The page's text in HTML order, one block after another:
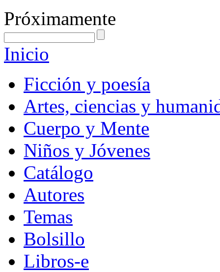
Próximamente
Inicio
Ficción y poesía
Artes, ciencias y
Cuerpo y Mente
Niños y Jóvenes
Catálogo
Autores
Temas
Bolsillo
Libros-e